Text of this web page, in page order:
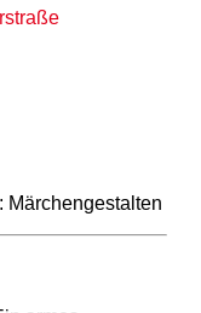
Märchengestalten